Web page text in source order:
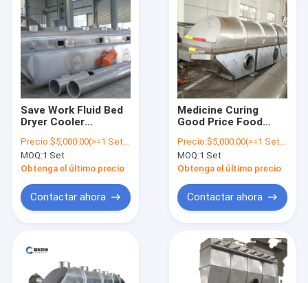
Productos
Save Work Fluid Bed
Dryer Cooler
Fluid Bed Dryer For
Food Industry
Precio:$5,000.00(>=1 Sets)
MOQ:1 Set
Obtenga el último precio
Contactar ahora
Medicine Curing
Good Price Food
Vibrating Fluid Bed
Dryer Machine
Precio:$5,000.00(>=1 Sets)
MOQ:1 Set
Obtenga el último precio
Contactar ahora